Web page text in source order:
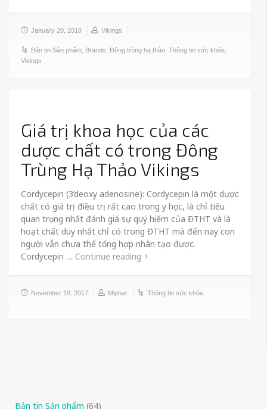
January 20, 2018 Vikings
Bản tin Sản phẩm Brands Đông trùng hạ thảo Thông tin sức khỏe
Vikings
Giá trị khoa học của các
dược chất có trong Đông
Trùng Hạ Thảo Vikings
Cordycepin (3’deoxy adenosine): Cordycepin là một dược
chất có giá trị điều trị rất cao trong y học, là chỉ tiêu
quan trọng nhất đánh giá sự quý hiếm của ĐTHT và là
hoạt chất duy nhất chỉ có trong ĐTHT mà đến nay con
người vẫn chưa thể tổng hợp nhân tạo được.
Cordycepin … Continue reading
November 19, 2017 Miphar Thông tin sức khỏe
Bản tin Sản phẩm (64)